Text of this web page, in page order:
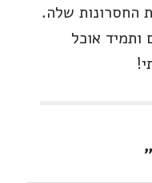
החסרונות שלה.
ותמיד אוכל
”